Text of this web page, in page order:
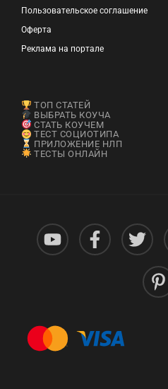
Пользовательское соглашение
Оферта
Реклама на портале
ТОП СТАТЕЙ
ВЫБРАТЬ КОУЧА
СТАТЬ КОУЧЕМ
ТЕСТ СОЦИОТИПА
ПРИЛОЖЕНИЕ НЛП
ТЕСТЫ ОНЛАЙН